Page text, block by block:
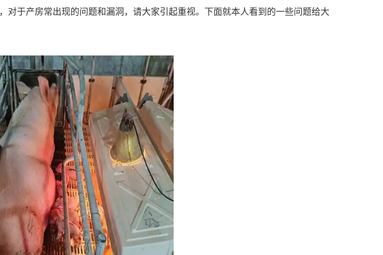
对于产房常出现的问题和漏洞，请大家引起重视。下面就本人看到的一些问题给大